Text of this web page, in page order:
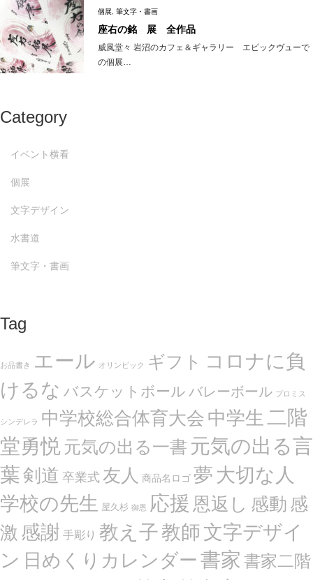
個展 筆文字・書画
座右の銘 展 全作品
威風堂々 岩沼のカフェ＆ギャラリー エピックヴューで
の個展…
Category
イベント横看
個展
文字デザイン
水書道
筆文字・書画
Tag
お品書き エール オリンピック ギフト コロナに負
けるな バスケットボール バレーボール プロミス
シンデレラ 中学校総合体育大会 中学生 二階
堂勇悦 元気の出る一書 元気の出る言
葉剣道 卒業式 友人 商品名ロゴ 夢 大切な人
学校の先生 屋久杉 御恩 応援 恩返し 感動 感
激 感謝 手彫り 教え子教師文字デザイ
ン 日めくりカレンダー 書家 書家二階